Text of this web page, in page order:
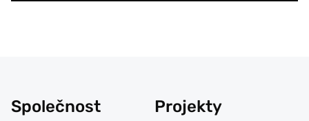
Společnost Projekty